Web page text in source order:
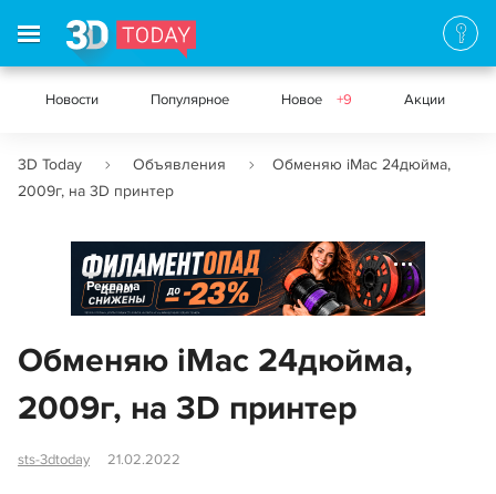
Новости Популярное Новое +9 Акции
3D Today Объявления
Обменяю iMac 24дюйма,
2009г, на 3D принтер
Реклама
Обменяю iMac 24дюйма,
2009г, на 3D принтер
sts-3dtoday 21.02.2022